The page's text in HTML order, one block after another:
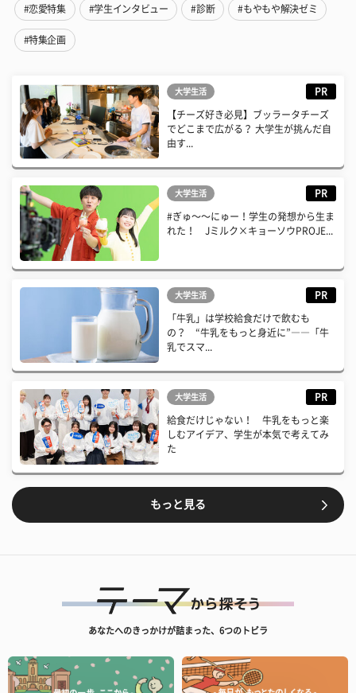
#恋愛特集 #学生インタビュー #診断 #もやもや解決ゼミ
#特集企画
大学生活 PR
【チーズ好き必見】ブッラータチーズ
でどこまで広がる？ 大学生が挑んだ自
由す...
大学生活 PR
#ぎゅ〜〜にゅー！学生の発想から生ま
れた！ Jミルク×キョーソウPROJE...
大学生活 PR
「牛乳」は学校給食だけで飲むも
の？ “牛乳をもっと身近に”――「牛
乳でスマ...
大学生活 PR
給食だけじゃない！ 牛乳をもっと楽
しむアイデア、学生が本気で考えてみ
た
もっと見る
あなたへのきっかけが詰まった、6つのトビラ